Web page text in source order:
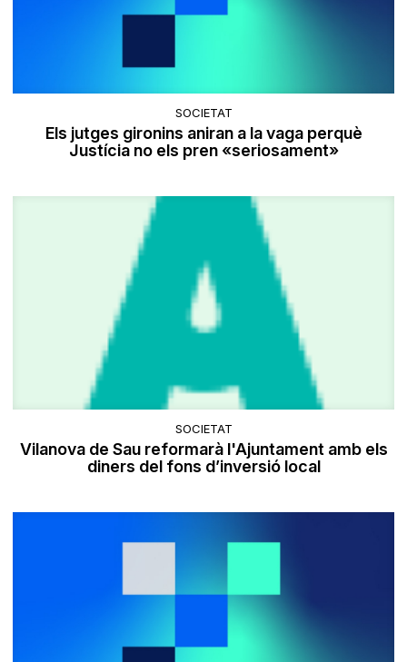
SOCIETAT
Els jutges gironins aniran a la vaga perquè
Justícia no els pren «seriosament»
SOCIETAT
Vilanova de Sau reformarà l'Ajuntament amb els
diners del fons d’inversió local